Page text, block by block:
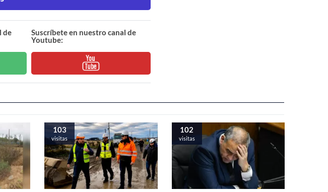
de
Suscríbete en nuestro canal de
Youtube:
103
visitas
102
visitas